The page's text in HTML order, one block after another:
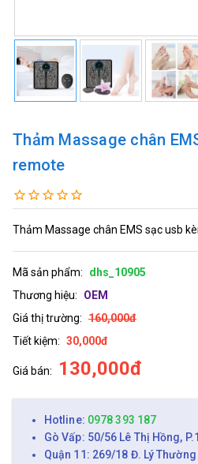
Thảm Massage chân
remote
Thảm Massage chân EMS sạc usb
Mã sản phẩm:
dhs_10905
Thương hiệu:
OEM
Giá thị trường: 160,000đ
Tiết kiệm: 30,000đ
Giá bán: 130,000đ
Hotline: 0978 393 187
Gò Vấp: 50/56 Lê Thị Hồng,
Quận 11: 269/18 Đ. Lý